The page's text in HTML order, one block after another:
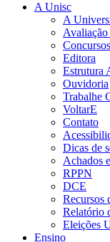
A Unisc
A
Editora
Estrutura
Ouvidoria
Trabalhe
VoltarE
Contato
Dicas de
Achados
RPPN
DCE
Recursos
Relatório
Eleições
Ensino